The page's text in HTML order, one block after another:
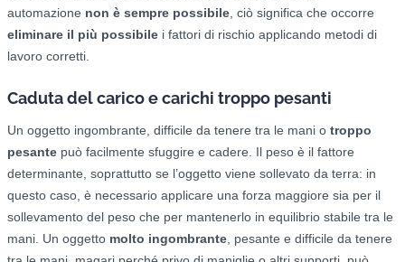
automazione non è sempre possibile , ciò significa che occorre
eliminare il più possibile i fattori di rischio applicando metodi di
lavoro corretti.
Caduta del carico e carichi troppo pesanti
Un oggetto ingombrante, difficile da tenere tra le mani o troppo
pesante può facilmente sfuggire e cadere. Il peso è il fattore
determinante, soprattutto se l’oggetto viene sollevato da terra: in
questo caso, è necessario applicare una forza maggiore sia per il
sollevamento del peso che per mantenerlo in equilibrio stabile tra le
mani. Un oggetto molto ingombrante , pesante e difficile da tenere